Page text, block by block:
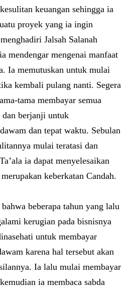
keuangan sehingga ia
proyek yang ia ingin
Jalsah Salanah
mendengar mengenai manfaat
Ia memutuskan untuk mulai
kembali pulang nanti. Segera
tama membayar semua
dan berjanji untuk
dan tepat waktu. Sebulan
mulai teratasi dan
ia dapat menyelesaikan
keberkatan Candah.
beberapa tahun yang lalu
kerugian pada bisnisnya
untuk membayar
karena hal tersebut akan
Ia lalu mulai membayar
ia membaca sabda